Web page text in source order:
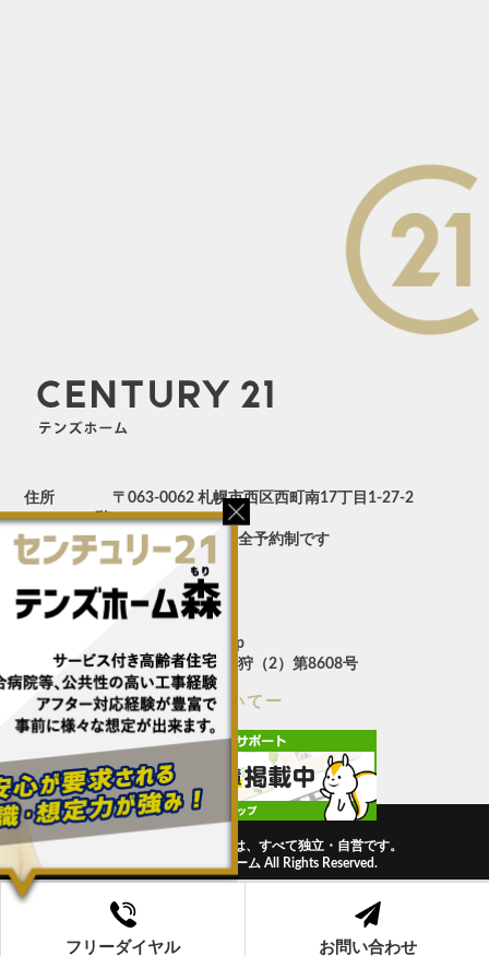
フリーダイヤル お問い合わせ
住所
〒063-0062 札幌市西区西町南17丁目1-27-2
階
定休日
不定休 土日祝は完全予約制です
営業時間
10:00～18:00
0120-540-517
TEL
011-688-8218
FAX
011-688-8219
info@c21tens.jp
免許番号
北海道知事免許 石狩（2）第8608号
ー個人情報取り扱いについてー
センチュリー21の加盟店は、すべて独立・自営です。
Copyright ©テンズホーム All Rights Reserved.